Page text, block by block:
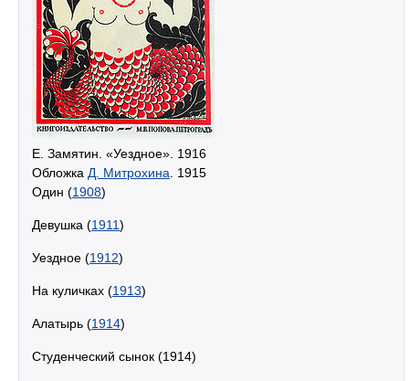
Е. Замятин. «Уездное». 1916
Обложка Д. Митрохина . 1915
Один (1908)
Девушка (1911)
Уездное (1912)
На куличках (1913)
Алатырь (1914)
Студенческий сынок (1914)